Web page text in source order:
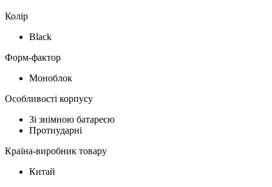
Колір
Black
Форм-фактор
Моноблок
Особливості корпусу
Зі знімною батареєю
Протиударні
Країна-виробник товару
Китай